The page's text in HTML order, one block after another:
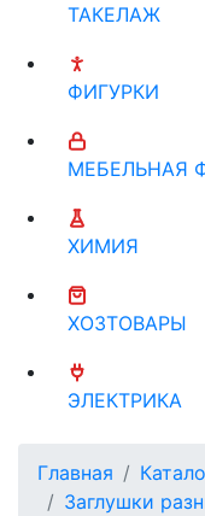
ТАКЕЛАЖ
ФИГУРКИ
МЕБЕЛЬНАЯ
ХИМИЯ
ХОЗТОВАРЫ
ЭЛЕКТРИКА
Главная
Заглушки